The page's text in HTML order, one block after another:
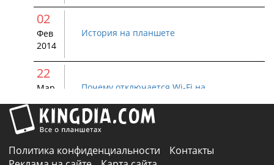
02
Фев
2014
История на планшете
22
Мар
Почему отключается Wi-Fi на
01
2015
Android
Политика конфиденциальности
Контакты